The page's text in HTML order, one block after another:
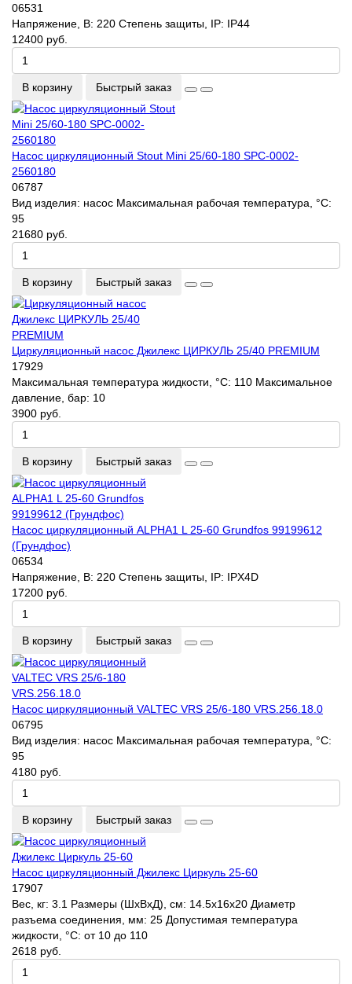
06531
Напряжение, В: 220 Степень защиты, IP: IP44
12400 руб.
В корзину Быстрый заказ
Насос циркуляционный Stout Mini 25/60-180 SPC-0002-
2560180
06787
Вид изделия: насос Максимальная рабочая температура, °С:
95
21680 руб.
В корзину Быстрый заказ
Циркуляционный насос Джилекс ЦИРКУЛЬ 25/40 PREMIUM
17929
Максимальная температура жидкости, °С: 110 Максимальное
давление, бар: 10
3900 руб.
В корзину Быстрый заказ
Насос циркуляционный ALPHA1 L 25-60 Grundfos 99199612
(Грундфос)
06534
Напряжение, В: 220 Степень защиты, IP: IPX4D
17200 руб.
В корзину Быстрый заказ
Насос циркуляционный VALTEC VRS 25/6-180 VRS.256.18.0
06795
Вид изделия: насос Максимальная рабочая температура, °С:
95
4180 руб.
В корзину Быстрый заказ
Насос циркуляционный Джилекс Циркуль 25-60
17907
Вес, кг: 3.1 Размеры (ШхВхД), см: 14.5x16x20 Диаметр
разъема соединения, мм: 25 Допустимая температура
жидкости, °C: от 10 до 110
2618 руб.